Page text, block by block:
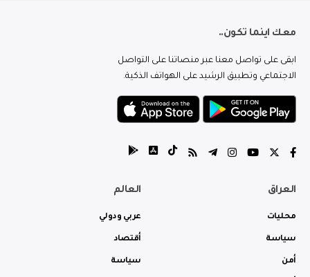
معك اينما تكون..
ابقى على تواصل معنا عبر منصاتنا على التواصل
الاجتماعي وتطبيق الرشيد على الهواتف الذكية.
العراق
محليات
سياسة
أمن
العالم
عربي ودولي
أقتصاد
سياسة